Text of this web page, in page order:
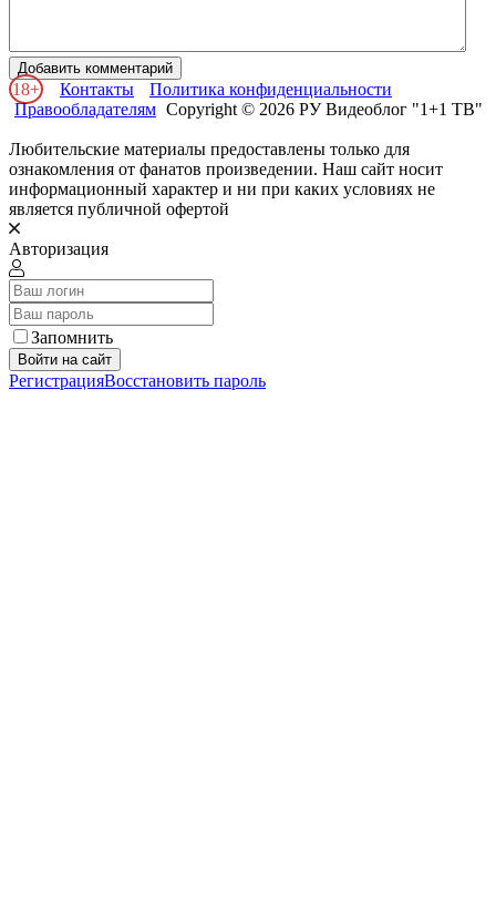
Добавить комментарий
18+ Контакты
Политика конфиденциальности
Правообладателям Copyright © 2026 РУ Видеоблог "1+1 ТВ"
Любительские материалы предоставлены только для
ознакомления от фанатов произведении. Наш сайт носит
информационный характер и ни при каких условиях не
является публичной офертой
Авторизация
Запомнить
Войти на сайт
РегистрацияВосстановить пароль